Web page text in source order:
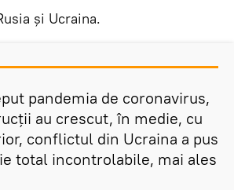
și Ucraina.
pandemia de coronavirus,
au crescut, în medie, cu
conflictul din Ucraina a pus
total incontrolabile, mai ales